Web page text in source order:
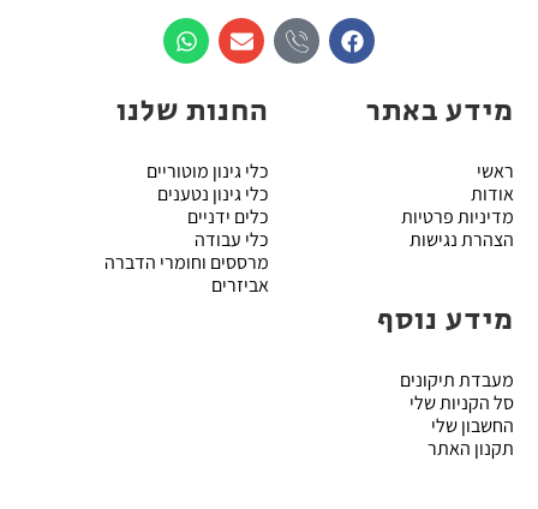
מידע באתר
ראשי
אודות
מדיניות פרטיות
הצהרת נגישות
החנות שלנו
כלי גינון מוטוריים
כלי גינון נטענים
כלים ידניים
כלי עבודה
מרססים וחומרי הדברה
אביזרים
מידע נוסף
מעבדת תיקונים
סל הקניות שלי
החשבון שלי
תקנון האתר